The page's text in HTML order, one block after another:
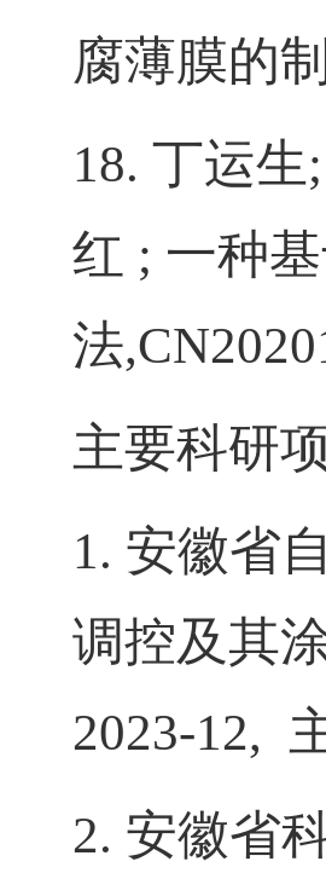
腐薄膜的
18. 丁运生;
红 ; 一种
法
主要科研
1. 安徽省
调控及其
2023-12,
2. 安徽省